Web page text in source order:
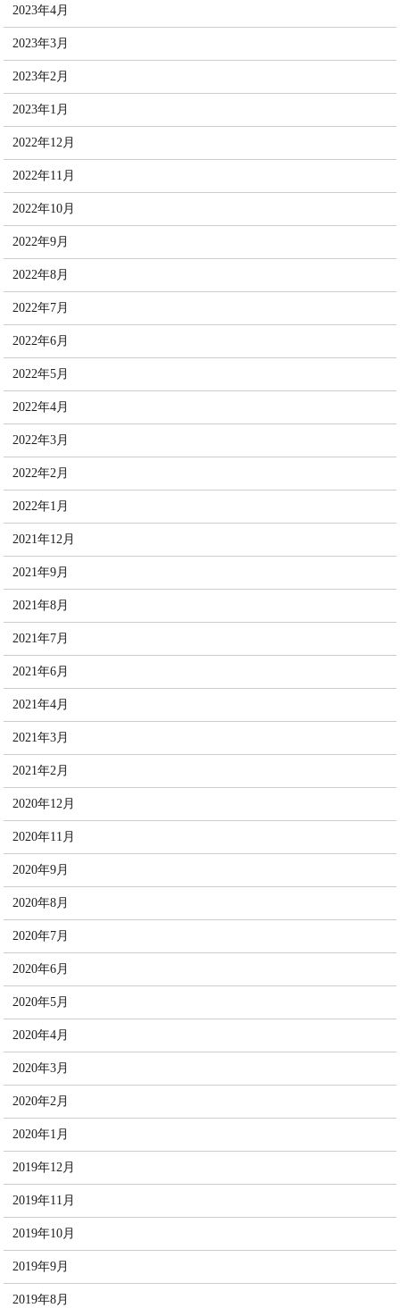
2023年4月
2023年3月
2023年2月
2023年1月
2022年12月
2022年11月
2022年10月
2022年9月
2022年8月
2022年7月
2022年6月
2022年5月
2022年4月
2022年3月
2022年2月
2022年1月
2021年12月
2021年9月
2021年8月
2021年7月
2021年6月
2021年4月
2021年3月
2021年2月
2020年12月
2020年11月
2020年9月
2020年8月
2020年7月
2020年6月
2020年5月
2020年4月
2020年3月
2020年2月
2020年1月
2019年12月
2019年11月
2019年10月
2019年9月
2019年8月